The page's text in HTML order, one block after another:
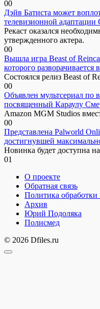
00
Дэйв Батиста может
телевизионной адаптации
Рекаст оказался
утвержденного актера.
00
Вышла игра Beast of
которого
Состоялся релиз Beast of
00
Объявлен мультсериал по
посвященный Караулу
Amazon MGM Studios
00
Представлена Palworld
достигнувшей
Новинка будет доступна
01
О проекте
Обратная связь
Политика
Архив
Юрий Подоляка
Полисмед
© 2026 Dfiles.ru